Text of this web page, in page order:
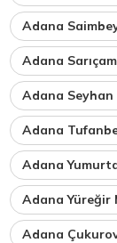
Adana
Adana
Adana
Adana
Adana
Adana Yüreğir
Adana